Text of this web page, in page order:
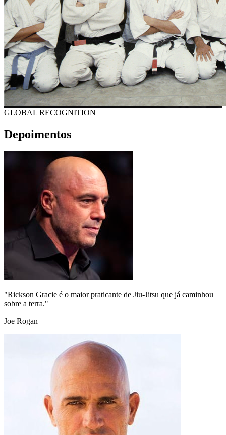
GLOBAL RECOGNITION
Depoimentos
"Rickson Gracie é o maior praticante de Jiu-Jitsu que já caminhou
sobre a terra."
Joe Rogan